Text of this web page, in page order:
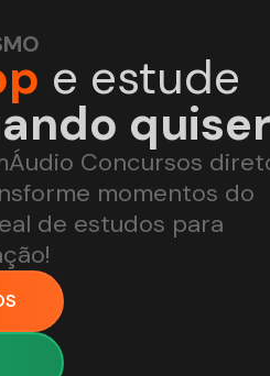
e estude
quiser
Concursos
momentos do
de estudos para